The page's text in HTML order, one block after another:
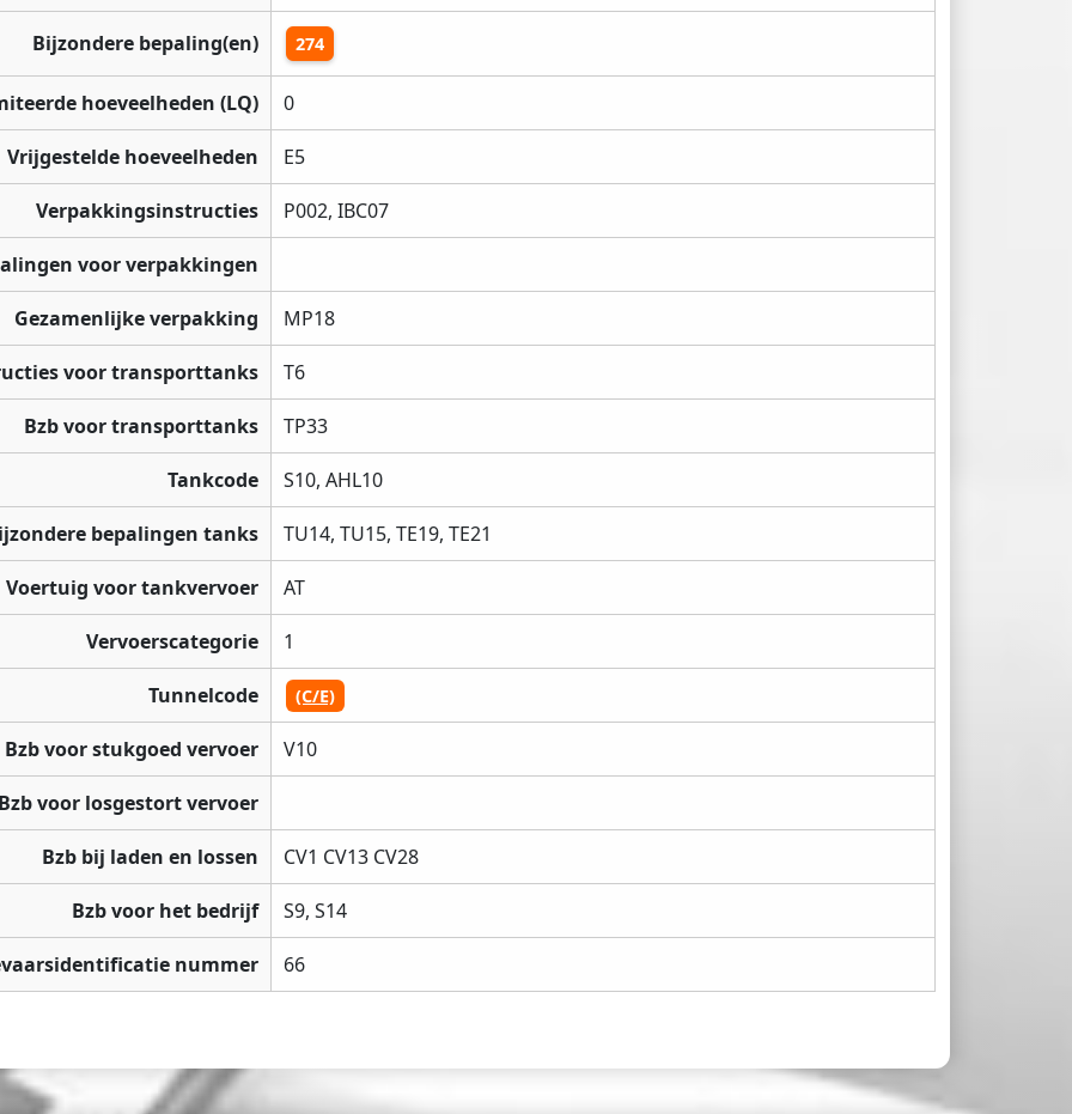
Bijzondere bepaling(en) 274
hoeveelheden (LQ) 0
Vrijgestelde hoeveelheden E5
Verpakkingsinstructies P002, IBC07
voor verpakkingen
Gezamenlijke verpakking MP18
voor transporttanks T6
Bzb voor transporttanks TP33
Tankcode S10, AHL10
bepalingen tanks TU14, TU15, TE19, TE21
Voertuig voor tankvervoer AT
Vervoerscategorie 1
Tunnelcode (C/E)
Bzb voor stukgoed vervoer V10
voor losgestort vervoer
Bzb bij laden en lossen CV1 CV13 CV28
Bzb voor het bedrijf S9, S14
nummer 66